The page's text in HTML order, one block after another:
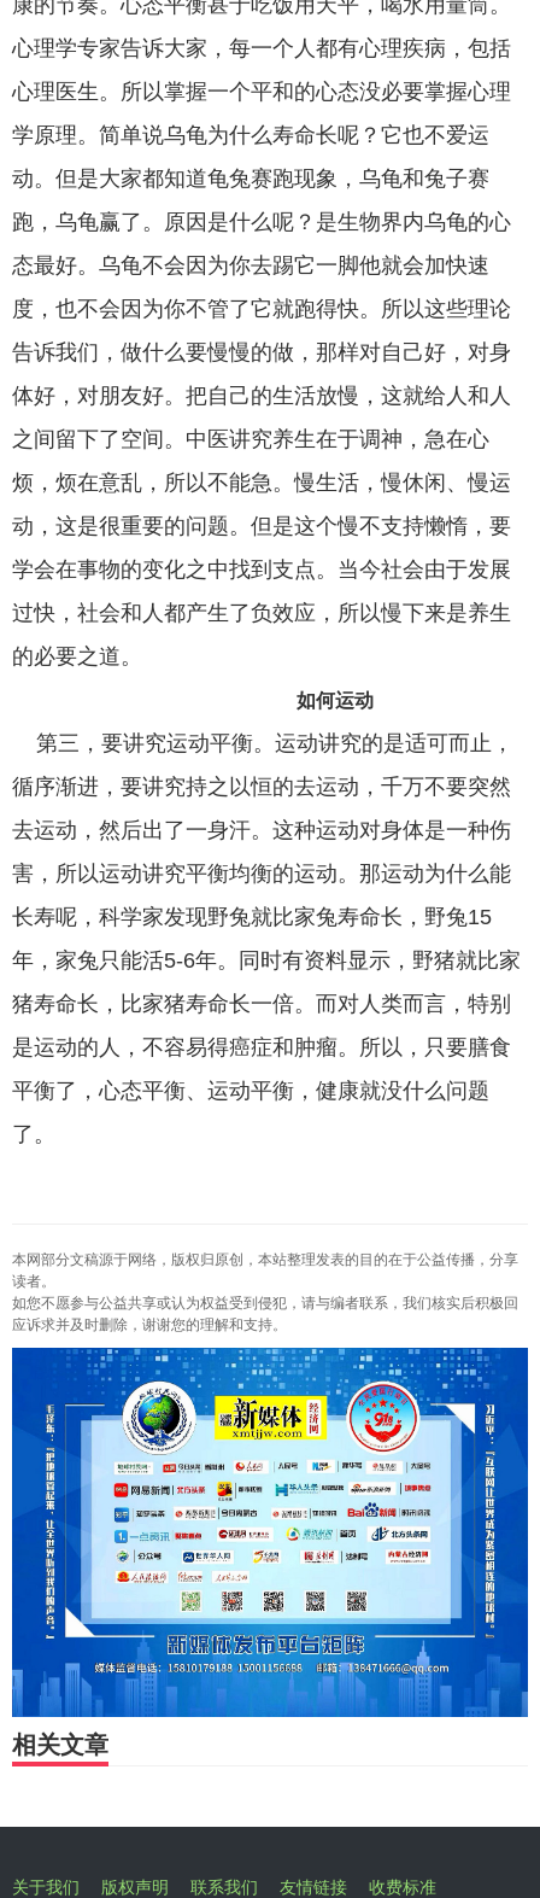
康的节奏。心态平衡甚于吃饭用天平，喝水用量筒。
心理学专家告诉大家，每一个人都有心理疾病，包括
心理医生。所以掌握一个平和的心态没必要掌握心理
学原理。简单说乌龟为什么寿命长呢？它也不爱运
动。但是大家都知道龟兔赛跑现象，乌龟和兔子赛
跑，乌龟赢了。原因是什么呢？是生物界内乌龟的心
态最好。乌龟不会因为你去踢它一脚他就会加快速
度，也不会因为你不管了它就跑得快。所以这些理论
告诉我们，做什么要慢慢的做，那样对自己好，对身
体好，对朋友好。把自己的生活放慢，这就给人和人
之间留下了空间。中医讲究养生在于调神，急在心
烦，烦在意乱，所以不能急。慢生活，慢休闲、慢运
动，这是很重要的问题。但是这个慢不支持懒惰，要
学会在事物的变化之中找到支点。当今社会由于发展
过快，社会和人都产生了负效应，所以慢下来是养生
的必要之道。
如何运动
第三，要讲究运动平衡。运动讲究的是适可而止，
循序渐进，要讲究持之以恒的去运动，千万不要突然
去运动，然后出了一身汗。这种运动对身体是一种伤
害，所以运动讲究平衡均衡的运动。那运动为什么能
长寿呢，科学家发现野兔就比家兔寿命长，野兔15
年，家兔只能活5-6年。同时有资料显示，野猪就比家
猪寿命长，比家猪寿命长一倍。而对人类而言，特别
是运动的人，不容易得癌症和肿瘤。所以，只要膳食
平衡了，心态平衡、运动平衡，健康就没什么问题
了。
本网部分文稿源于网络，版权归原创，本站整理发表的目的在于公益传播，分享
读者。
如您不愿参与公益共享或认为权益受到侵犯，请与编者联系，我们核实后积极回
应诉求并及时删除，谢谢您的理解和支持。
相关文章
关于我们 版权声明 联系我们 友情链接 收费标准